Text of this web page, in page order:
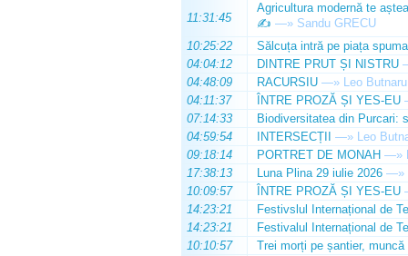
11:31:45
Agricultura modernă te
✍️ —» Sandu GRECU
10:25:22
Sălcuța intră pe piața
04:04:12
DINTRE PRUT ȘI NISTRU
04:48:09
RACURSIU —» Leo Butnaru
04:11:37
ÎNTRE PROZĂ ȘI YES-EU
07:14:33
Biodiversitatea din Purcari:
04:59:54
INTERSECȚII —» Leo
09:18:14
PORTRET DE MONAH —»
17:38:13
Luna Plina 29 iulie 2026 —»
10:09:57
ÎNTRE PROZĂ ȘI YES-EU
14:23:21
Festivslul Internațional de
14:23:21
Festivalul Internațional de
10:10:57
Trei morți pe șantier, muncă